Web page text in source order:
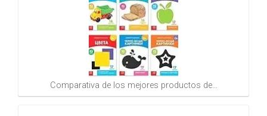
Comparativa de los mejores productos de…